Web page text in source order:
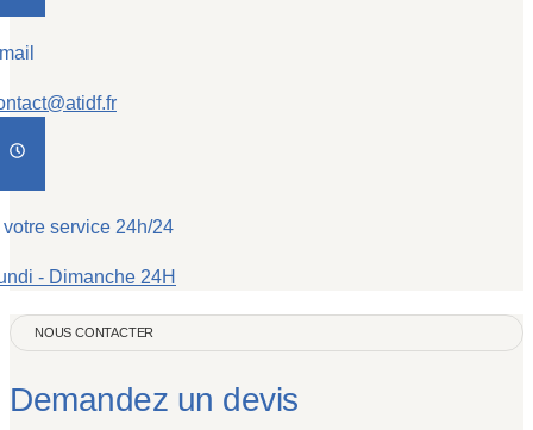
votre service 24h/24
- Dimanche 24H
NOUS CONTACTER
Demandez un devis